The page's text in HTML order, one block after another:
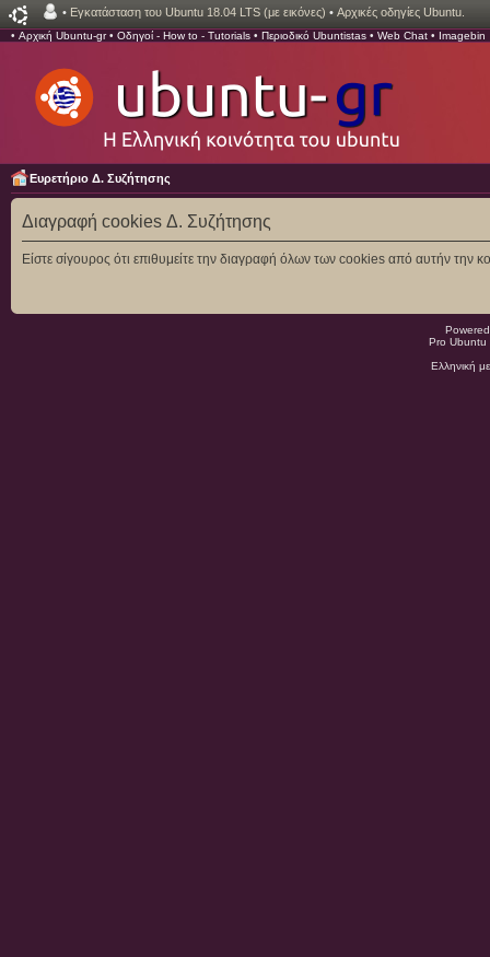
• Εγκατάσταση του Ubuntu 18.04 LTS (με εικόνες) • Αρχικές οδηγίες Ubuntu.
• Αρχική Ubuntu-gr• Οδηγοί - How to - Tutorials • Περιοδικό Ubuntistas • Web Chat • Imagebin
Ευρετήριο Δ. Συζήτησης
Διαγραφή cookies Δ. Συζήτησης
Είστε σίγουρος ότι επιθυμείτε την διαγραφή όλων των cookies από αυτήν την
Pro
Ελληνική